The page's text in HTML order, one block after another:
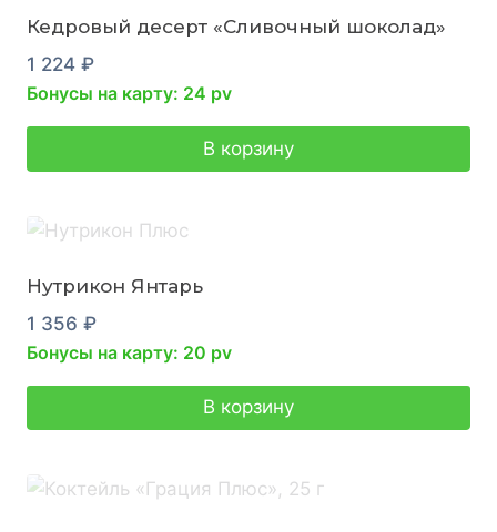
Кедровый десерт «Сливочный шоколад»
1 224 ₽
Бонусы на карту: 24 pv
В корзину
Нутрикон Янтарь
1 356 ₽
Бонусы на карту: 20 pv
В корзину